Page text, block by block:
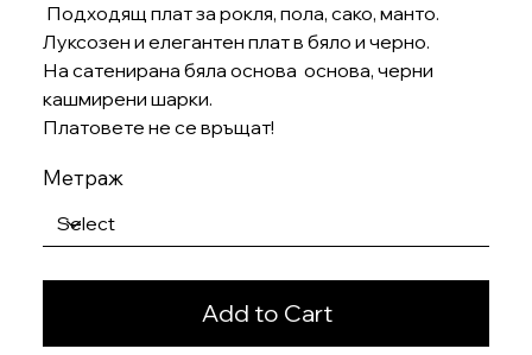
Подходящ плат за рокля, пола, сако, манто.
Луксозен и елегантен плат в бяло и черно.
На сатенирана бяла основа основа, черни
кашмирени шарки.
Платовете не се връщат!
Метраж
Add to Cart